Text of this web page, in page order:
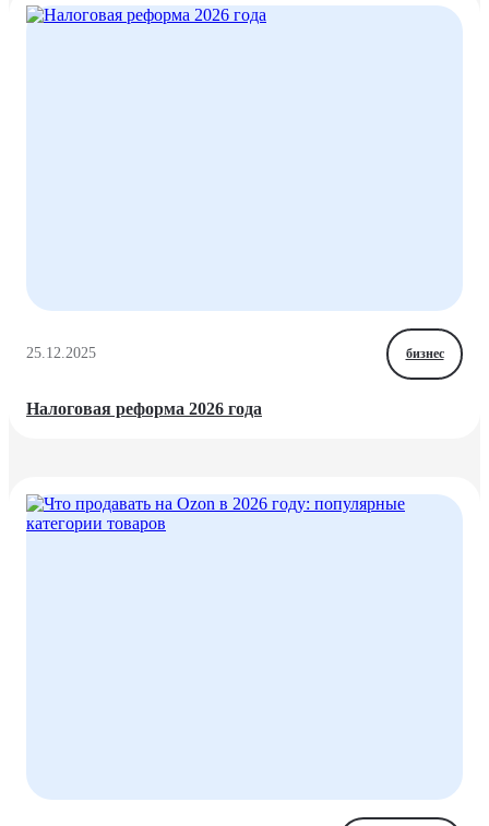
25.12.2025 бизнес
Налоговая реформа 2026 года